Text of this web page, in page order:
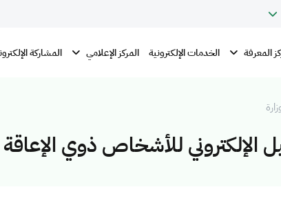
المعرفة الخدمات الإلكترونية المركز الإعلامي المشاركة
للأشخاص ذوي الإعاقة